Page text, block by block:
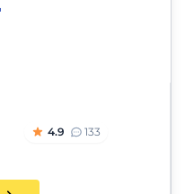
4.9 133